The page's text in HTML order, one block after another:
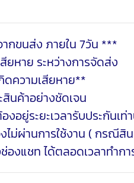
กขนส่ง ภายใน 7วัน ***
ยหาย ระหว่างการจัดส่ง
ดความเสียหาย**
นค้าอย่างชัดเจน
งอยู่ระยะเวลารับประกันเท่
ไม่ผ่านการใช้งาน ( กรณีสิ
งแชท ได้ตลอดเวลาทำกา